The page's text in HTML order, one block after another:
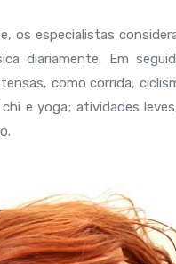
os especialistas
diariamente. Em
como corrida,
e yoga; atividades